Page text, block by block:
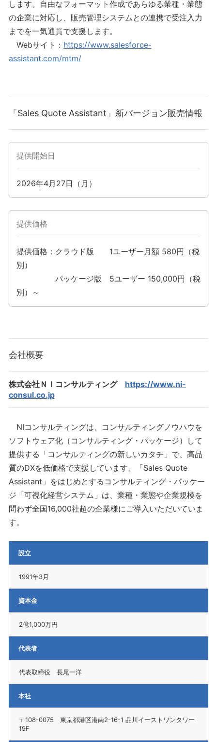
します。自由なフォーマット作成であらゆる業種・業態
の企業に対応し、販売管理システムとの連携で受注入力
までを一気通貫で支援します。
Webサイト： https://www.salesforce-
assistant.com/mtm/
「Sales Quote Assistant」新バージョン販売情報
提供開始日
2026年4月27日（月）
提供価格
提供価格：クラウド版 1ユーザー月額 580円（税
別）
パッケージ版 5ユーザー 150,000円（税
別）～
会社概要
株式会社ＮＩコンサルティング https://www.ni-
consul.co.jp
NIコンサルティングは、コンサルティングノウハウを
ソフトウェア化（コンサルティング・パッケージ）して
提供する「コンサルティングの新しいカタチ」で、高品
質のDXを低価格で支援しています。「Sales Quote
Assistant」をはじめとするコンサルティング・パッケー
ジ「可視化経営システム」は、業種・業態や企業規模を
問わず全国16,000社超の企業様にご導入いただいていま
す。
設立
1991年3月
資本金
2億1,000万円
代表者
代表取締役 長尾一洋
本社
〒108-0075 東京都港区港南2-16-1 品川イーストワンタワー
19F